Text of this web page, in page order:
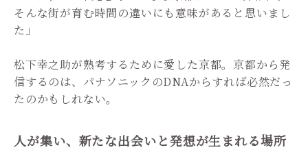
そんな街が育む時間の違いにも意味があると思いまし
た」
松下幸之助が熟考するために愛した京都。京都から発
信するのは、パナソニックのDNAからすれば必然だっ
たのかもしれない。
人が集い、新たな出会いと発想が生まれる場所